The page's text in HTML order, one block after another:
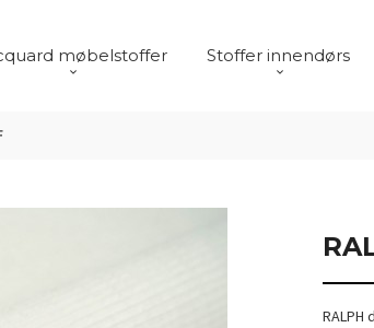
møbelstoffer Stoffer innendørs